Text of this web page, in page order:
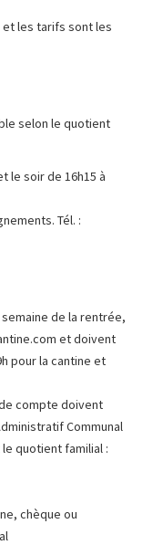
et les tarifs sont les
selon le quotient
le soir de 16h15 à
Tél. :
de la rentrée,
et doivent
pour la cantine et
compte doivent
Communal
quotient familial :
chèque ou